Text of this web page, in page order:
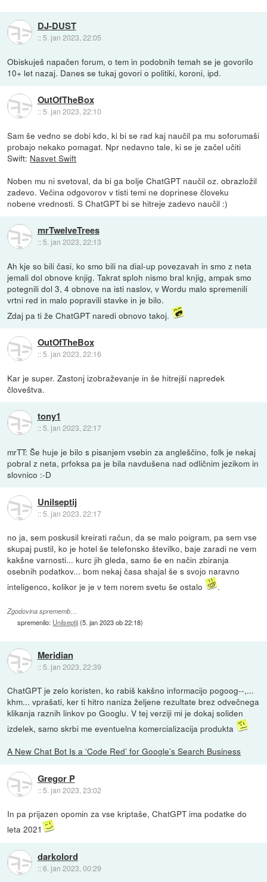
DJ-DUST
:: 5. jan 2023, 22:05
Obiskuješ napačen forum, o tem in podobnih temah se je govorilo
10+ let nazaj. Danes se tukaj govori o politiki, koroni, ipd.
OutOfTheBox
::5. jan 2023, 22:10
Sam še vedno se dobi kdo, ki bi se rad kaj naučil pa mu soforumaši
probajo nekako pomagat. Npr nedavno tale, ki se je začel učiti
Swift: Nasvet Swift
Noben mu ni svetoval, da bi ga bolje ChatGPT naučil oz. obrazložil
zadevo. Večina odgovorov v tisti temi ne doprinese človeku
nobene vrednosti. S ChatGPT bi se hitreje zadevo naučil :)
mrTwelveTrees
:: 5. jan 2023, 22:13
Ah kje so bili časi, ko smo bili na dial-up povezavah in smo z neta
jemali dol obnove knjig. Takrat sploh nismo bral knjig, ampak smo
potegnili dol 3, 4 obnove na isti naslov, v Wordu malo spremenili
vrtni red in malo popravili stavke in je bilo.
Zdaj pa ti že ChatGPT naredi obnovo takoj.
OutOfTheBox
::5. jan 2023, 22:16
Kar je super. Zastonj izobraževanje in še hitrejši napredek
človeštva.
tony1
:: 5. jan 2023, 22:17
mrTT: Še huje je bilo s pisanjem vsebin za angleščino, folk je nekaj
pobral z neta, prfoksa pa je bila navdušena nad odličnim jezikom in
slovnico :-D
Unilseptij
::5. jan 2023, 22:17
no ja, sem poskusil kreirati račun, da se malo poigram, pa sem vse
skupaj pustil, ko je hotel še telefonsko številko, baje zaradi ne vem
kakšne varnosti... kurc jih gleda, samo še en način zbiranja
osebnih podatkov... bom nekaj časa shajal še s svojo naravno
inteligenco, kolikor je je v tem norem svetu še ostalo
.
Zgodovina sprememb…
spremenilo: Unilseptij(5. jan 2023 ob 22:18)
Meridian
:: 5. jan 2023, 22:39
ChatGPT je zelo koristen, ko rabiš kakšno informacijo pogoog--,...
khm... vprašati, ker ti hitro naniza željene rezultate brez odvečnega
klikanja raznih linkov po Googlu. V tej verziji mi je dokaj soliden
izdelek, samo skrbi me eventuelna komercializacija produkta
A New Chat Bot Is a ‘Code Red’ for Google’s Search Business
Gregor P
::5. jan 2023, 23:02
In pa prijazen opomin za vse kriptaše, ChatGPT ima podatke do
leta 2021
darkolord
::6. jan 2023, 00:29